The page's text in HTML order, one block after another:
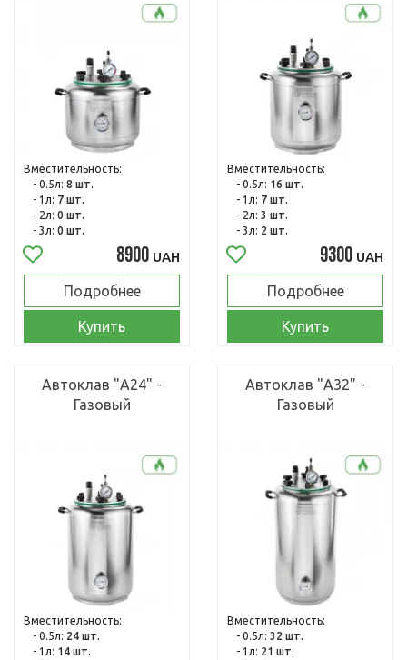
Вместительность:
- 0.5л: 8 шт.
- 1л: 7 шт.
- 2л: 0 шт.
- 3л: 0 шт.
8900 UAH
Подробнее
Купить
Вместительность:
- 0.5л: 16 шт.
- 1л: 7 шт.
- 2л: 3 шт.
- 3л: 2 шт.
9300 UAH
Подробнее
Купить
Автоклав "А24" -
Газовый
Вместительность:
- 0.5л: 24 шт.
- 1л: 14 шт.
Автоклав "А32" -
Газовый
Вместительность:
- 0.5л: 32 шт.
- 1л: 21 шт.